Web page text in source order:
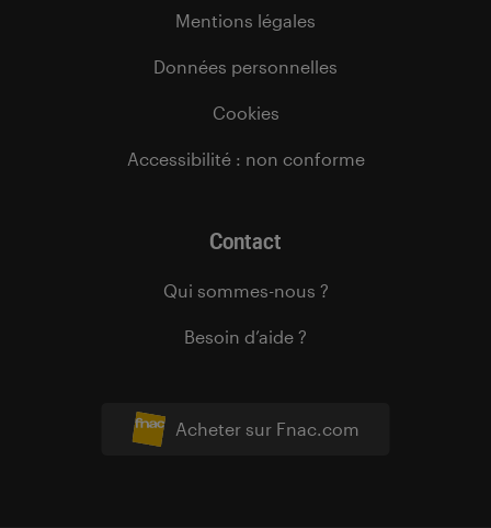
Acheter sur Fnac.com
Mentions légales
Données personnelles
Cookies
Accessibilité : non conforme
Contact
Qui sommes-nous ?
Besoin d’aide ?